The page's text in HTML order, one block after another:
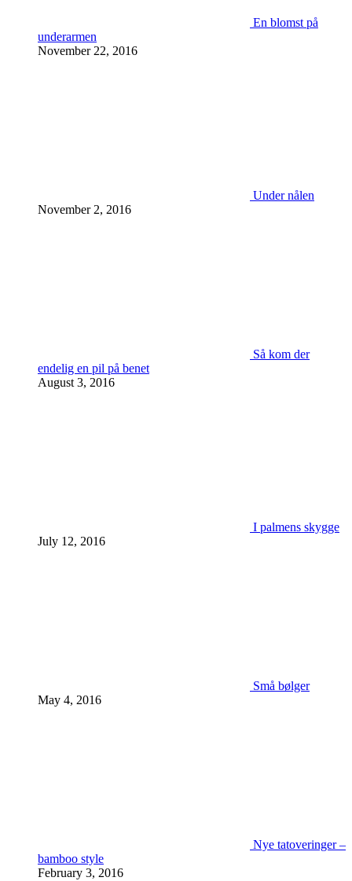
En blomst på
underarmen
November 22, 2016
Under nålen
November 2, 2016
Så kom der
endelig en pil på benet
August 3, 2016
I palmens skygge
July 12, 2016
Små bølger
May 4, 2016
Nye tatoveringer –
bamboo style
February 3, 2016